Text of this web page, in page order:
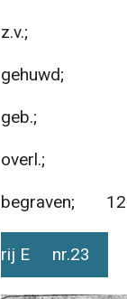
z.v.;
gehuwd;
geb.;
begraven;
rij E nr.23